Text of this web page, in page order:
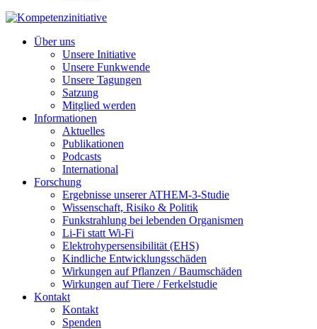
Über uns
Unsere Initiative
Unsere Funkwende
Unsere Tagungen
Satzung
Mitglied werden
Informationen
Aktuelles
Publikationen
Podcasts
International
Forschung
Ergebnisse unserer ATHEM-3-Studie
Wissenschaft, Risiko & Politik
Funkstrahlung bei lebenden Organismen
Li-Fi statt Wi-Fi
Elektrohypersensibilität (EHS)
Kindliche Entwicklungsschäden
Wirkungen auf Pflanzen / Baumschäden
Wirkungen auf Tiere / Ferkelstudie
Kontakt
Kontakt
Spenden